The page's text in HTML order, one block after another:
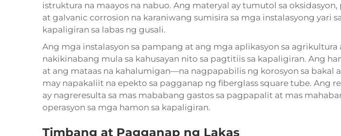
istruktura na maayos na nabuo. Ang materyal ay tumutol sa
at galvanic corrosion na karaniwang sumisira sa mga instalasyong yari
kapaligiran sa labas ng gusali.
Ang mga instalasyon sa pampang at ang mga aplikasyon sa agrikultura
nakikinabang mula sa kahusayan nito sa pagtitiis sa kapaligiran. Ang
at ang mataas na kahalumigan—na nagpapabilis ng korosyon sa bakal
may napakaliit na epekto sa pagganap ng fiberglass square tube. Ang
ay nagreresulta sa mas mababang gastos sa pagpapalit at mas
operasyon sa mga hamon sa kapaligiran.
Timbang at Pagganap ng Lakas